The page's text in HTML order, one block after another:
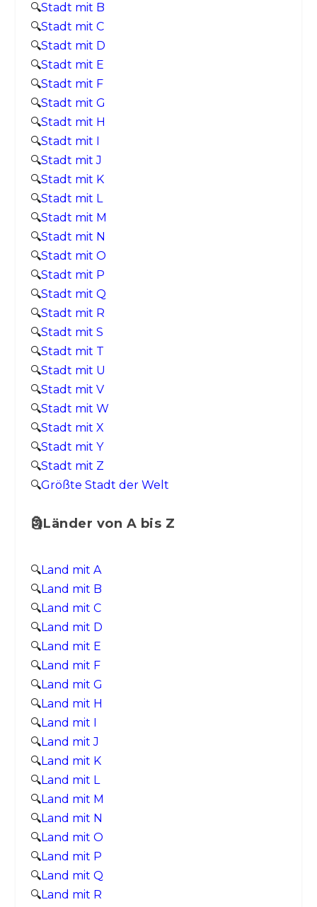
🔍Stadt mit B
🔍Stadt mit C
🔍Stadt mit D
🔍Stadt mit E
🔍Stadt mit F
🔍Stadt mit G
🔍Stadt mit H
🔍Stadt mit I
🔍Stadt mit J
🔍Stadt mit K
🔍Stadt mit L
🔍Stadt mit M
🔍Stadt mit N
🔍Stadt mit O
🔍Stadt mit P
🔍Stadt mit Q
🔍Stadt mit R
🔍Stadt mit S
🔍Stadt mit T
🔍Stadt mit U
🔍Stadt mit V
🔍Stadt mit W
🔍Stadt mit X
🔍Stadt mit Y
🔍Stadt mit Z
🔍Größte Stadt der Welt
🗿Länder von A bis Z
🔍Land mit A
🔍Land mit B
🔍Land mit C
🔍Land mit D
🔍Land mit E
🔍Land mit F
🔍Land mit G
🔍Land mit H
🔍Land mit I
🔍Land mit J
🔍Land mit K
🔍Land mit L
🔍Land mit M
🔍Land mit N
🔍Land mit O
🔍Land mit P
🔍Land mit Q
🔍Land mit R